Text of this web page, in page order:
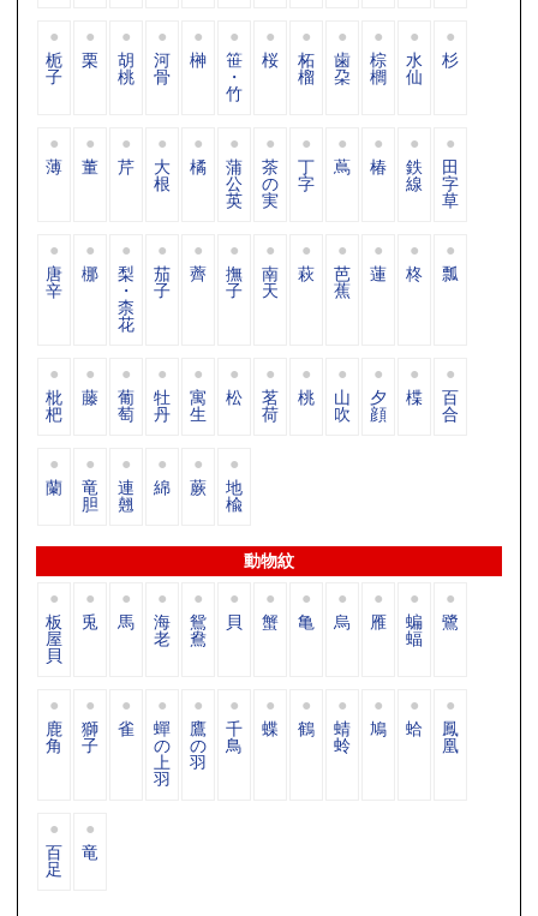
栀
子
栗 胡
桃
河
骨
榊 笹
・
竹
桜 柘
榴
歯
朶
棕
櫚
水
仙
杉
薄 董 芹 大
根
橘 蒲
公
英
茶
の
実
丁
字
蔦 椿 鉄
線
田
字
草
唐
辛
梛 梨
・
柰
花
茄
子
薺 撫
子
南
天
萩 芭
蕉
蓮 柊 瓢
枇
杷
藤 葡
萄
牡
丹
寓
生
松 茗
荷
桃 山
吹
夕
顔
楪 百
合
蘭 竜
胆
連
翹
綿 蕨 地
楡
動物紋
板
屋
貝
兎 馬 海
老
鴛
鴦
貝 蟹 亀 烏 雁 蝙
蝠
鷺
鹿
角
獅
子
雀 蟬
の
上
羽
鷹
の
羽
千
鳥
蝶 鶴 蜻
蛉
鳩 蛤 鳳
凰
百
足
竜